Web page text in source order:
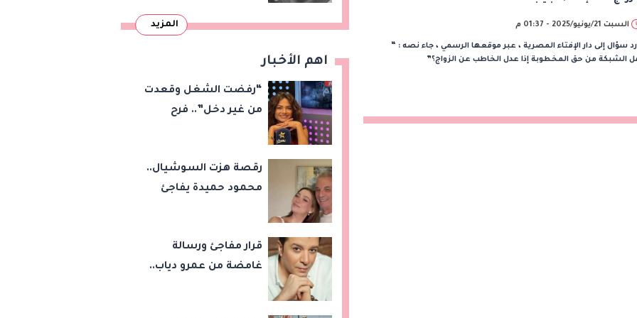
السبت 21/يونيو/2025 - 01:37 م
سؤال إلى دار الإفتاء المصرية ، عبر موقعها الرسمي ، جاء نصه : “
الشبكة من حق المخطوبة إذا عدل الخاطب عن الزواج؟”
المزيد
اهم الأخبار
“رفضت الشغل وقعدت
من غير دخل”.. فرح
اختفائها
رقصة هزت السوشيال..
محمود حميدة يفاجئ
«حرب الفراولة»
قرار مفاجئ ورسالة
غامضة من عمرو دياب..